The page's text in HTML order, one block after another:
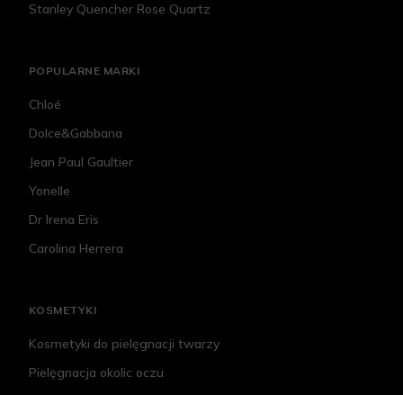
Stanley Quencher Rose Quartz
POPULARNE MARKI
Chloé
Dolce&Gabbana
Jean Paul Gaultier
Yonelle
Dr Irena Eris
Carolina Herrera
KOSMETYKI
Kosmetyki do pielęgnacji twarzy
Pielęgnacja okolic oczu